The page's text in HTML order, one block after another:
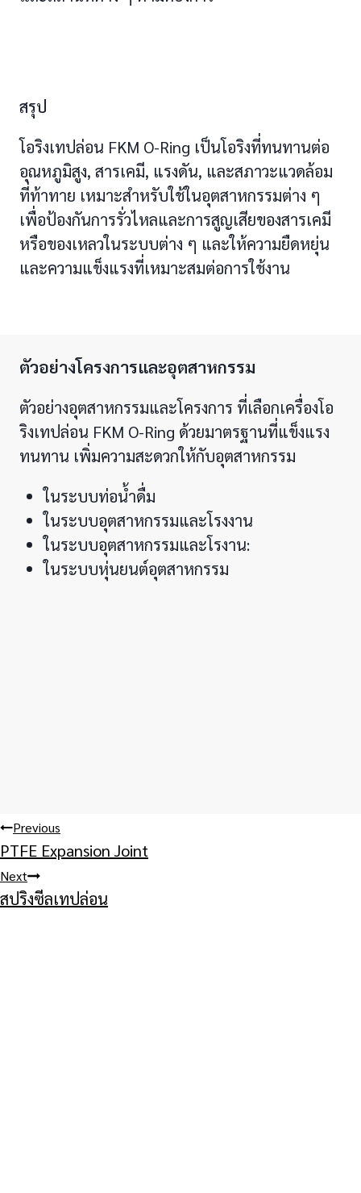
สรุป
โอริงเทปล่อน FKM O-Ring เป็นโอริงที่ทนทานต่อ
อุณหภูมิสูง, สารเคมี, แรงดัน, และสภาวะแวดล้อม
ที่ท้าทาย เหมาะสำหรับใช้ในอุตสาหกรรมต่าง ๆ
เพื่อป้องกันการรั่วไหลและการสูญเสียของสารเคมี
หรือของเหลวในระบบต่าง ๆ และให้ความยืดหยุ่น
และความแข็งแรงที่เหมาะสมต่อการใช้งาน
ตัวอย่างโครงการและอุตสาหกรรม
ตัวอย่างอุตสาหกรรมและโครงการ ที่เลือกเครื่องโอ
ริงเทปล่อน FKM O-Ring ด้วยมาตรฐานที่แข็งแรง
ทนทาน เพิ่มความสะดวกให้กับอุตสาหกรรม
ในระบบท่อน้ำดื่ม
ในระบบอุตสาหกรรมและโรงงาน
ในระบบอุตสาหกรรมและโรงาน:
ในระบบหุ่นยนต์อุตสาหกรรม
Post
navigation
Previous
PTFE Expansion Joint
Next
สปริงซีลเทปล่อน